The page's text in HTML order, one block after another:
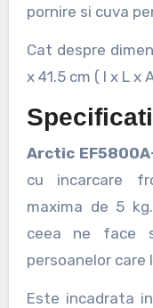
pornire si cuva
Cat despre
x 41.5 cm ( l x L x
Arctic
cu incarcare
maxima de 5
ceea ne face
persoanelor care
Este incadrata